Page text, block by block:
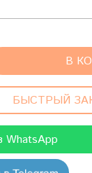
В
БЫСТРЫЙ
WhatsApp